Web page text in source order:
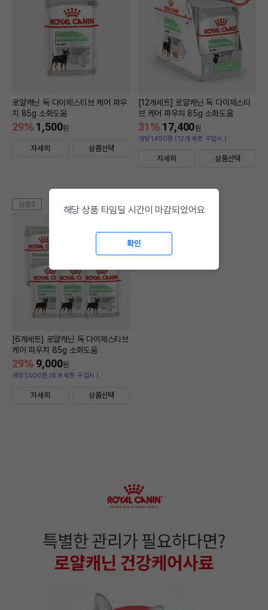
로얄캐닌 독 다이제스티브 케어 파우
치 85g 소화도움
1,500원
29%
자세히 상품선택
[12개세트] 로얄캐닌 독 다이제스티
브 케어 파우치 85g 소화도움
17,400원
31%
개당1,450원 (12개 세트 구입시 )
자세히 상품선택
상품3
[6개세트] 로얄캐닌 독 다이제스티브
케어 파우치 85g 소화도움
9,000원
29%
개당1,500원 (6개 세트 구입시 )
자세히 상품선택
해당 상품 타임딜 시간이 마감되었어요
확인